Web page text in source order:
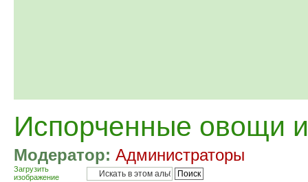
Испорченные овощи
Модератор: Администраторы
Загрузить
изображение